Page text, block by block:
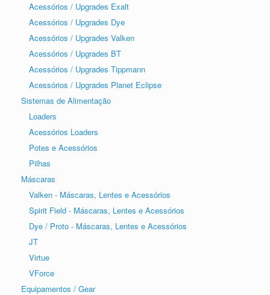
Acessórios / Upgrades Exalt
Acessórios / Upgrades Dye
Acessórios / Upgrades Valken
Acessórios / Upgrades BT
Acessórios / Upgrades Tippmann
Acessórios / Upgrades Planet Eclipse
Sistemas de Alimentação
Loaders
Acessórios Loaders
Potes e Acessórios
Pilhas
Máscaras
Valken - Máscaras, Lentes e Acessórios
Spirit Field - Máscaras, Lentes e Acessórios
Dye / Proto - Máscaras, Lentes e Acessórios
JT
Virtue
VForce
Equipamentos / Gear